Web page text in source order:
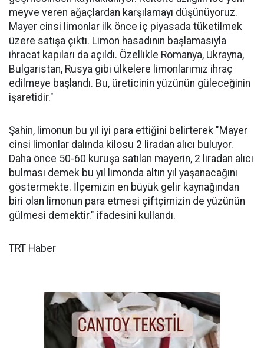
meyve veren ağaçlardan karşılamayı düşünüyoruz.
Mayer cinsi limonlar ilk önce iç piyasada tüketilmek
üzere satışa çıktı. Limon hasadının başlamasıyla
ihracat kapıları da açıldı. Özellikle Romanya, Ukrayna,
Bulgaristan, Rusya gibi ülkelere limonlarımız ihraç
edilmeye başlandı. Bu, üreticinin yüzünün güleceğinin
işaretidir."
Şahin, limonun bu yıl iyi para ettiğini belirterek "Mayer
cinsi limonlar dalında kilosu 2 liradan alıcı buluyor.
Daha önce 50-60 kuruşa satılan mayerin, 2 liradan alıcı
bulması demek bu yıl limonda altın yıl yaşanacağını
göstermekte. İlçemizin en büyük gelir kaynağından
biri olan limonun para etmesi çiftçimizin de yüzünün
gülmesi demektir." ifadesini kullandı.
TRT Haber